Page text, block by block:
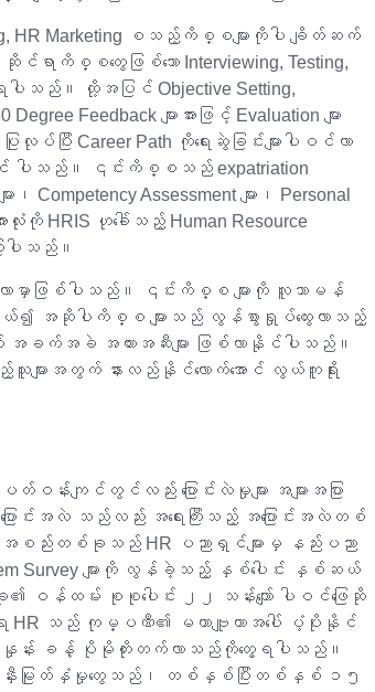
HR Marketing စသည့်ကိစ္စများကိုပါ ချိတ်ဆက်
ာကိစ္စတွေဖြစ်သော Interviewing, Testing,
ါသည်။ ထို့အပြင် Objective Setting,
Feedback များအားဖြင့် Evaluation များ
ြုလုပ်ပြီး Career Path ကိုရေးဆွဲခြင်းများပါဝင်လာ
င် ပါသည်။ ၎င်းကိစ္စသည် expatriation
Assessment များ၊ Personal
းလုံးကို HRIS ဟုခေါ်သည့် Human Resource
ပါသည်။
းလာမှာဖြစ်ပါသည်။ ၎င်းကိစ္စ များကို လူသာမန်
အဆိုပါကိစ္စ များသည် လွန်စွာရှုပ်ထွေးလာသည့်
ခက်အခဲ အတားအဆီးများ ဖြစ်လာနိုင်ပါသည်။
များအတွက် နားလည်နိုင်လောက်အောင် လွယ်ကူရိုး
င်လည်း ပြောင်းလဲမှုများ အများအပြား
ောင်းအလဲ သည်လည်း အရေးကြီးသည့် အပြောင်းအလဲတစ်
းတစ်ခုသည် HR ပညာရှင်များမှ နည်းပညာ
Survey များကို လွန်ခဲ့သည့် နှစ်ပေါင်း နှစ်ဆယ်
ထမ်း စုစုပေါင်း ၂၂ သန်းကျော် ပါဝင်ဖြေဆို
သည် ကုမ္ပဏီ၏ မဟာဗျူဟာအပေါ် ပံ့ပိုးနိုင်
င်နှုန်း ခန့် ပိုမိုတိုးတက်လာသည်ကိုတွေ့ရပါသည်။
ရင်းနှီးမြုတ်နှံမှုတွေသည်၊ တစ်နှစ်ပြီးတစ်နှစ် ၁၅